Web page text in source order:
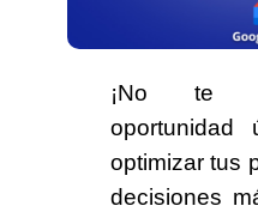
¡No te
oportunidad
optimizar tus
decisiones